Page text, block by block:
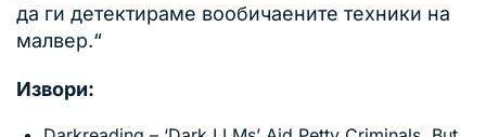
да ги детектираме вообичаените техники на
малвер.“
Извори: